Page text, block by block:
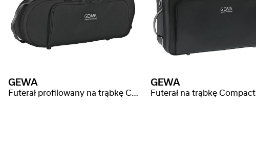
GEWA
Futerał profilowany na trąbkę Compact
GEWA
Futerał na trąbkę Compact